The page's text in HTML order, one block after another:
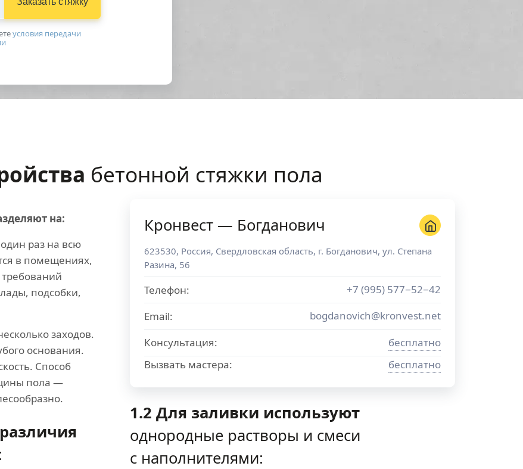
условия передачи
бетонной стяжки пола
на:
раз на всю
в помещениях,
подсобки,
заходов.
основания.
Способ
пола —
Кронвест — Богданович
623530, Россия, Свердловская область, г. Богданович, ул. Степана
Разина, 56
Телефон:
+7 (995) 577−52−42
Email:
bogdanovich@kronvest.net
Консультация:
бесплатно
Вызвать мастера:
бесплатно
1.2 Для заливки используют
однородные растворы и смеси
с наполнителями: